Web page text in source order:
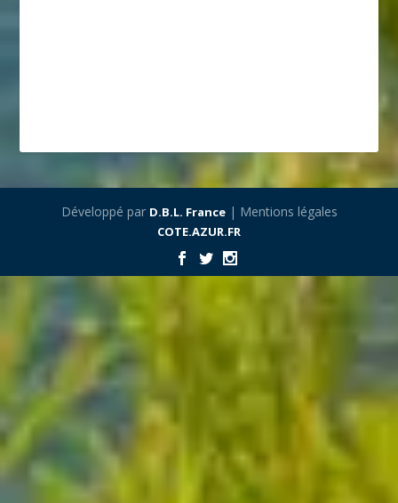
Développé par D.B.L. France| Mentions légales
COTE.AZUR.FR